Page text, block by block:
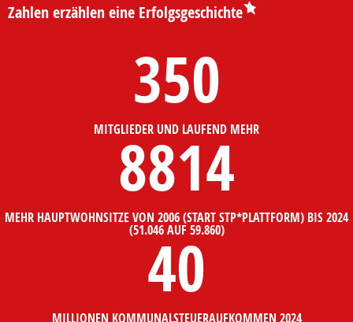
Zahlen erzählen eine Erfolgsgeschichte
350
MITGLIEDER UND LAUFEND MEHR
8814
MEHR HAUPTWOHNSITZE VON 2006 (START STP*PLATTFORM) BIS 2024
(51.046 AUF 59.860)
40
MILLIONEN KOMMUNALSTEUERAUFKOMMEN 2024